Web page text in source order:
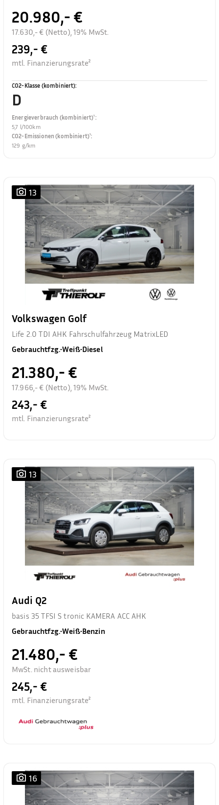
20.980,- €
17.630,- € (Netto), 19% MwSt.
239,- €
mtl. Finanzierungsrate²
CO2-Klasse (kombiniert):
D
Energieverbrauch (kombiniert)¹:
5,7 l/100km
CO2-Emissionen (kombiniert)¹:
129 g/km
13
Volkswagen Golf
Life 2.0 TDI AHK Fahrschulfahrzeug MatrixLED
Gebrauchtfzg.•Weiß•Diesel
21.380,- €
17.966,- € (Netto), 19% MwSt.
243,- €
mtl. Finanzierungsrate²
13
Audi Q2
basis 35 TFSI S tronic KAMERA ACC AHK
Gebrauchtfzg.•Weiß•Benzin
21.480,- €
MwSt. nicht ausweisbar
245,- €
mtl. Finanzierungsrate²
16